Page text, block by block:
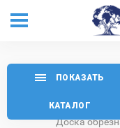
Главная
Доска
ПОКАЗАТЬ
КАТАЛОГ